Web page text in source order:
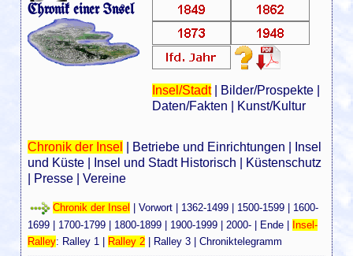
Chronik einer Insel
Insel/Stadt| Bilder/Prospekte|
Daten/Fakten
Kunst/Kultur
Chronik der Insel Betriebe und Einrichtungen
Insel
und Küste
Insel und Stadt Historisch
Küstenschutz
Presse |Vereine
Chronik der Insel |Vorwort | 1362-1499 | 1500-1599 | 1600-
1699
1700-1799 1800-1899 1900-1999 |2000- Ende
Insel-
Ralley: Ralley 1 Ralley 2 Ralley 3 |Chroniktelegramm